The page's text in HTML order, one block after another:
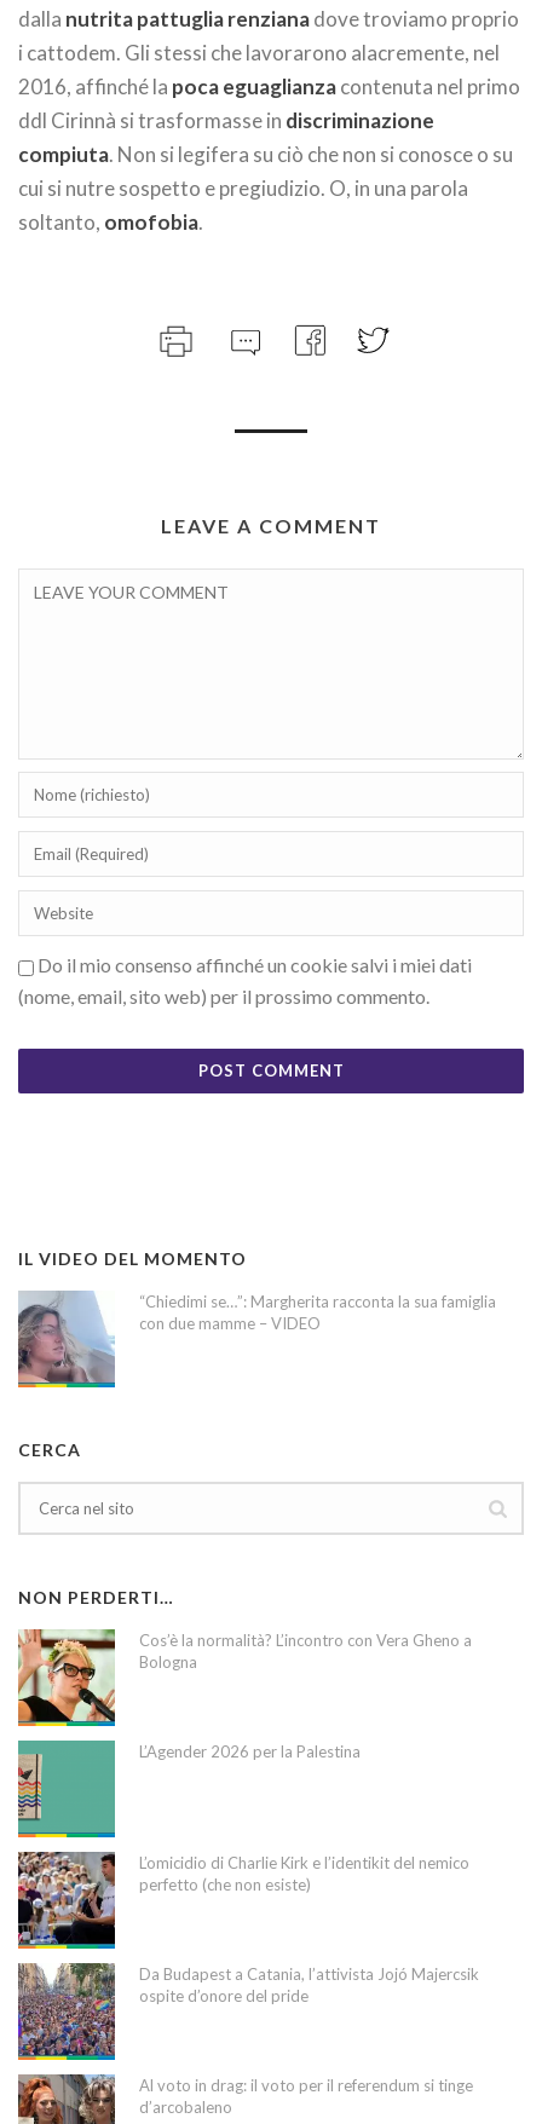
dalla nutrita pattuglia renzianadove troviamo proprio
i cattodem. Gli stessi che lavorarono alacremente, nel
2016, affinché la poca eguaglianzacontenuta nel primo
ddl Cirinnà si trasformasse in discriminazione
compiuta. Non si legifera su ciò che non si conosce o su
cui si nutre sospetto e pregiudizio. O, in una parola
soltanto, omofobia.
LEAVE A COMMENT
Do il mio consenso affinché un cookie salvi i miei dati
(nome, email, sito web) per il prossimo commento.
IL VIDEO DEL MOMENTO
“Chiedimi se…”: Margherita racconta la sua famiglia
con due mamme – VIDEO
CERCA
NON PERDERTI…
Cos’è la normalità? L’incontro con Vera Gheno a
Bologna
L’Agender 2026 per la Palestina
L’omicidio di Charlie Kirk e l’identikit del nemico
perfetto (che non esiste)
Da Budapest a Catania, l’attivista Jojó Majercsik
ospite d’onore del pride
Al voto in drag: il voto per il referendum si tinge
d’arcobaleno